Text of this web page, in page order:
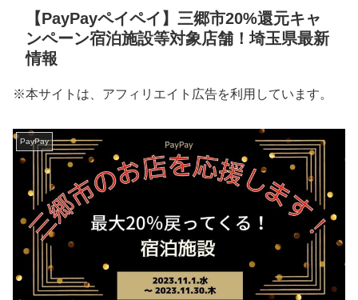
【PayPayペイペイ】三郷市20%還元キャ
ンペーン宿泊施設等対象店舗！埼玉県最新
情報
※本サイトは、アフィリエイト広告を利用しています。
PayPay